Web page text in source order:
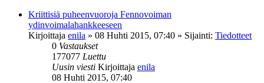
Kriittisiä puheenvuoroja Fennovoiman
ydinvoimalahankkeeseen
Kirjoittaja enila » 08 Huhti 2015, 07:40 » Sijainti: Tiedotteet
0 Vastaukset
177077 Luettu
Uusin viesti Kirjoittaja enila
08 Huhti 2015, 07:40